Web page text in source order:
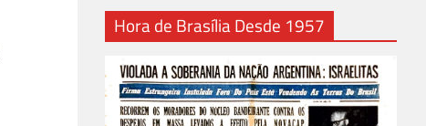
Hora de Brasília Desde 1957